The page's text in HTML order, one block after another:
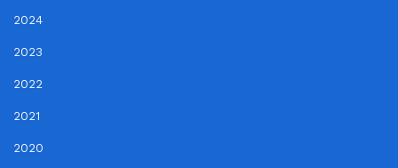
2024
2023
2022
2021
2020